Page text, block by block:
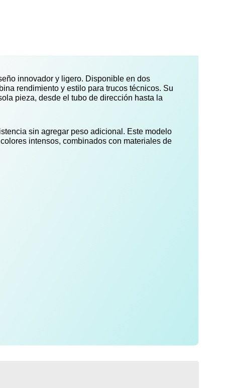
innovador y ligero. Disponible en dos
rendimiento y estilo para trucos técnicos. Su
pieza, desde el tubo de dirección hasta la
sin agregar peso adicional. Este modelo
intensos, combinados con materiales de